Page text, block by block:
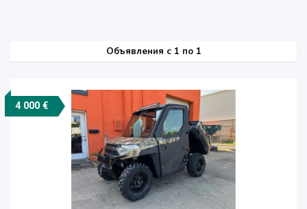
Объявления c 1 по 1
4 000 €